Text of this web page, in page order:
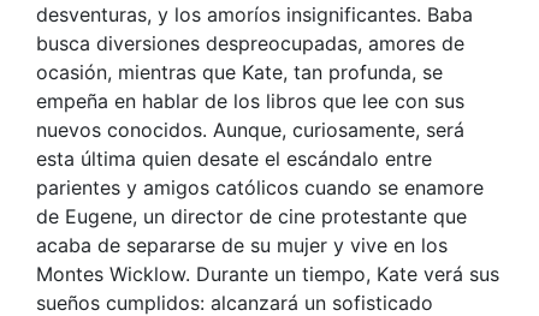
desventuras, y los amoríos insignificantes. Baba
busca diversiones despreocupadas, amores de
ocasión, mientras que Kate, tan profunda, se
empeña en hablar de los libros que lee con sus
nuevos conocidos. Aunque, curiosamente, será
esta última quien desate el escándalo entre
parientes y amigos católicos cuando se enamore
de Eugene, un director de cine protestante que
acaba de separarse de su mujer y vive en los
Montes Wicklow. Durante un tiempo, Kate verá sus
sueños cumplidos: alcanzará un sofisticado